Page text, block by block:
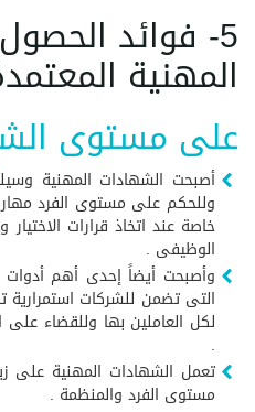
5- فوائد
المهنية
على مستوى
أصبحت الشهادات المهنية
وللحكم على مستوى الفرد
خاصة عند اتخاذ قرارات الاختيار
الوظيفى .
وأصبحت أيضاً إحدى أهم أدوات
التى تضمن للشركات استمرارية
لكل العاملين بها وللقضاء على
.
تعمل الشهادات المهنية على
مستوى الفرد والمنظمة .